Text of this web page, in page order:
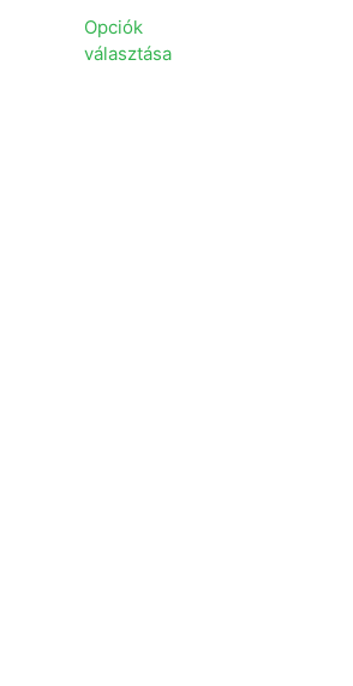
Opciók
választása